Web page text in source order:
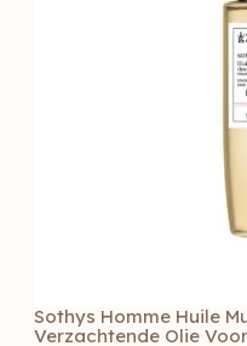
Sothys Homme Huile
Verzachtende Olie